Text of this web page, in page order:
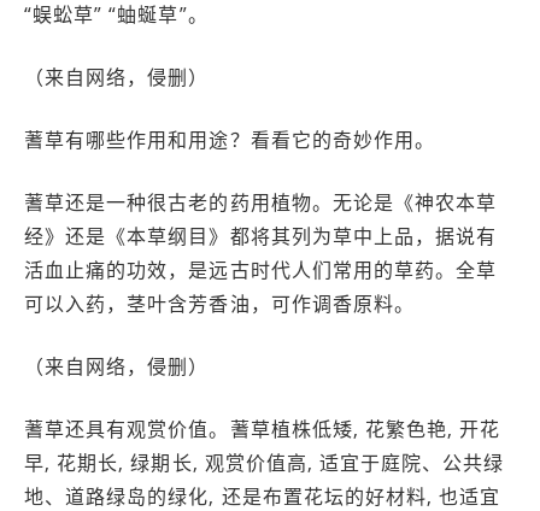
“蜈蚣草” “蚰蜒草”。
（来自网络，侵删）
蓍草有哪些作用和用途？看看它的奇妙作用。
蓍草还是一种很古老的药用植物。无论是《神农本草
经》还是《本草纲目》都将其列为草中上品，据说有
活血止痛的功效，是远古时代人们常用的草药。全草
可以入药，茎叶含芳香油，可作调香原料。
（来自网络，侵删）
蓍草还具有观赏价值。蓍草植株低矮, 花繁色艳, 开花
早, 花期长, 绿期长, 观赏价值高, 适宜于庭院、公共绿
地、道路绿岛的绿化, 还是布置花坛的好材料, 也适宜